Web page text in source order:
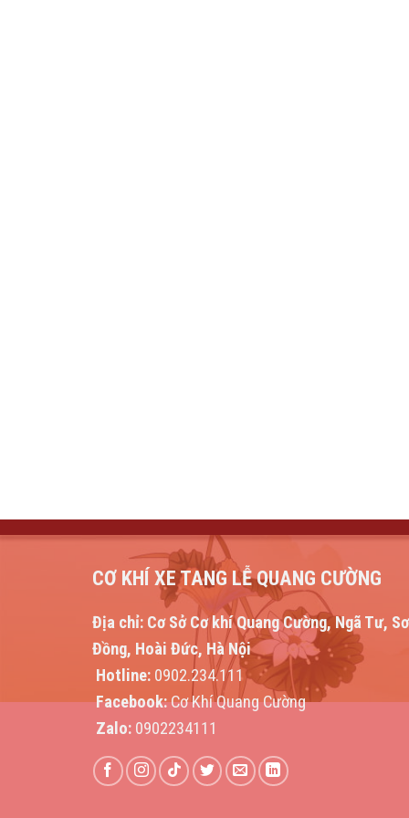
CƠ KHÍ XE TANG LỄ QUANG CƯỜNG
Địa chỉ:Cơ Sở Cơ khí Quang Cường, Ngã Tư,
Đồng, Hoài Đức, Hà Nội
Hotline:0902.234.111
Facebook:Cơ Khí Quang Cường
Zalo:0902234111